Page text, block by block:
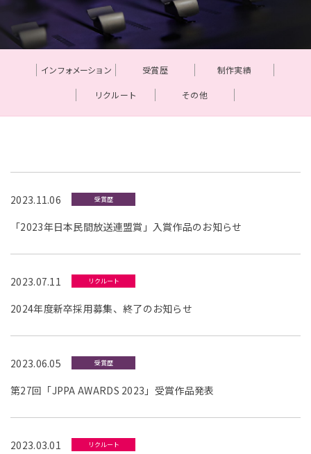
インフォメーション 受賞歴 制作実績
リクルート その他
2023.11.06 受賞歴
「2023年日本民間放送連盟賞」入賞作品のお知らせ
2023.07.11 リクルート
2024年度新卒採用募集、終了のお知らせ
2023.06.05 受賞歴
第27回「JPPA AWARDS 2023」受賞作品発表
2023.03.01 リクルート